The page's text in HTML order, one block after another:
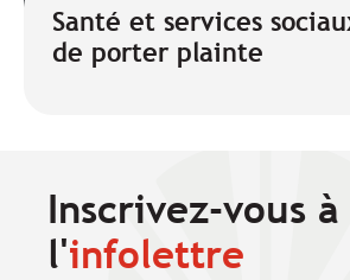
Santé et services
de porter plainte
Inscrivez-vous à
l'infolettre